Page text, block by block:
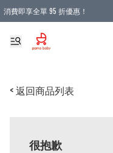
消費即享全單 95 折優惠！
購物滿 HKD 900.00即享免運費
< 返回商品列表
很抱歉